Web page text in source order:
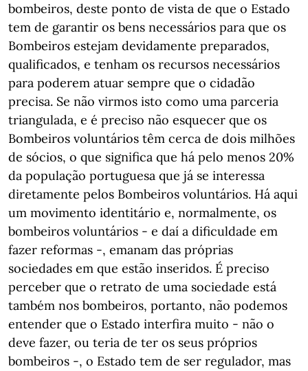
bombeiros, deste ponto de vista de que o Estado
tem de garantir os bens necessários para que os
Bombeiros estejam devidamente preparados,
qualificados, e tenham os recursos necessários
para poderem atuar sempre que o cidadão
precisa. Se não virmos isto como uma parceria
triangulada, e é preciso não esquecer que os
Bombeiros voluntários têm cerca de dois milhões
de sócios, o que significa que há pelo menos 20%
da população portuguesa que já se interessa
diretamente pelos Bombeiros voluntários. Há aqui
um movimento identitário e, normalmente, os
bombeiros voluntários - e daí a dificuldade em
fazer reformas -, emanam das próprias
sociedades em que estão inseridos. É preciso
perceber que o retrato de uma sociedade está
também nos bombeiros, portanto, não podemos
entender que o Estado interfira muito - não o
deve fazer, ou teria de ter os seus próprios
bombeiros -, o Estado tem de ser regulador, mas